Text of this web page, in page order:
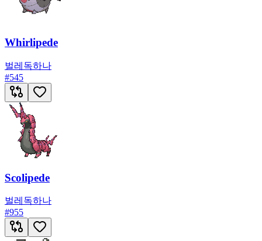
Whirlipede
벌레 독하나
#545
Scolipede
벌레 독하나
#955